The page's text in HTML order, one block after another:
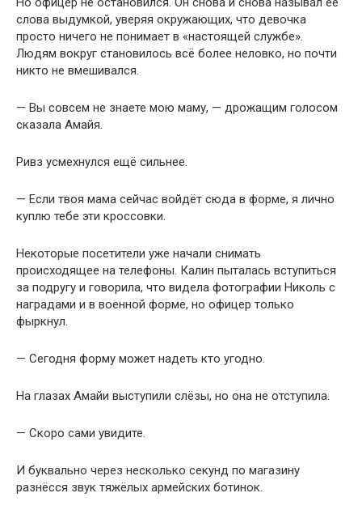
слова выдумкой, уверяя окружающих, что девочка
просто ничего не понимает в «настоящей службе».
Людям вокруг становилось всё более неловко, но почти
никто не вмешивался.
— Вы совсем не знаете мою маму, — дрожащим голосом
сказала Амайя.
Ривз усмехнулся ещё сильнее.
— Если твоя мама сейчас войдёт сюда в форме, я лично
куплю тебе эти кроссовки.
Некоторые посетители уже начали снимать
происходящее на телефоны. Калин пыталась вступиться
за подругу и говорила, что видела фотографии Николь с
наградами и в военной форме, но офицер только
фыркнул.
— Сегодня форму может надеть кто угодно.
На глазах Амайи выступили слёзы, но она не отступила.
— Скоро сами увидите.
И буквально через несколько секунд по магазину
разнёсся звук тяжёлых армейских ботинок.